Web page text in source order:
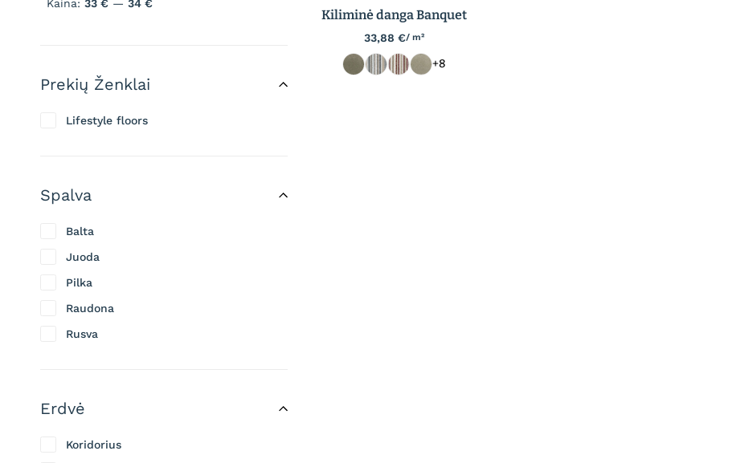
Kiliminė danga Banquet
33,88 €/ m²
+8
Kaina: 33 € — 34 €
Prekių Ženklai
Lifestyle floors
Spalva
Balta
Juoda
Pilka
Raudona
Rusva
Erdvė
Koridorius